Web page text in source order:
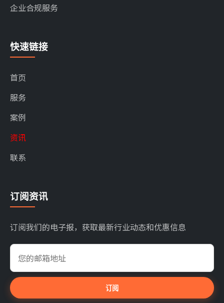
企业合规服务
快速链接
首页
服务
案例
资讯
联系
订阅资讯
订阅我们的电子报，获取最新行业动态和优惠信息
订阅